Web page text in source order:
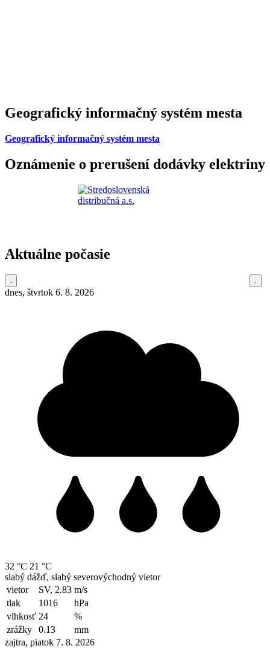
Geografický informačný systém mesta
Geografický informačný systém mesta
Oznámenie o prerušení dodávky elektriny
Aktuálne počasie
dnes, štvrtok 6. 8. 2026
32 °C 21 °C
slabý dážď, slabý severovýchodný vietor
vietor
SV, 2.83 m/s
tlak
1016
hPa
vlhkosť 24
%
zrážky
0.13
mm
zajtra, piatok 7. 8. 2026